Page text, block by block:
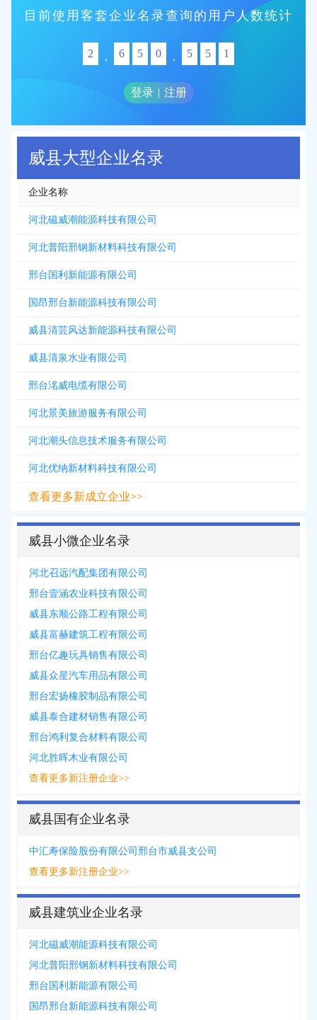
目前使用客套企业名录查询的用户人数统计
2 , 6 5 0 , 5 5 1
登录 | 注册
威县大型企业名录
企业名称
河北磁威潮能源科技有限公司
河北普阳邢钢新材料科技有限公司
邢台国利新能源有限公司
国昂邢台新能源科技有限公司
威县清芸风达新能源科技有限公司
威县清泉水业有限公司
邢台洺威电缆有限公司
河北景美旅游服务有限公司
河北潮头信息技术服务有限公司
河北优纳新材料科技有限公司
查看更多新成立企业>>
威县小微企业名录
河北召远汽配集团有限公司
邢台壹涵农业科技有限公司
威县东顺公路工程有限公司
威县富赫建筑工程有限公司
邢台亿趣玩具销售有限公司
威县众星汽车用品有限公司
邢台宏扬橡胶制品有限公司
威县泰合建材销售有限公司
邢台鸿利复合材料有限公司
河北胜晖木业有限公司
查看更多新注册企业>>
威县国有企业名录
中汇寿保险股份有限公司邢台市威县支公司
查看更多新注册企业>>
威县建筑业企业名录
河北磁威潮能源科技有限公司
河北普阳邢钢新材料科技有限公司
邢台国利新能源有限公司
国昂邢台新能源科技有限公司